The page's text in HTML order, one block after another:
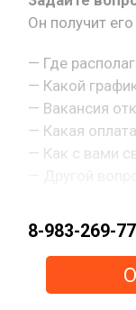
Он получит
— Где
— Какой
— Вакансия
— Какая
— Как с вами
8-983-269-